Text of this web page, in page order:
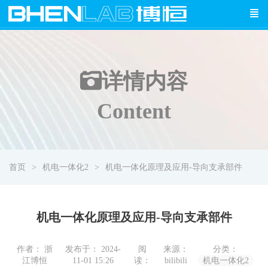
详情内容
Content
首页 机电一体化2 机电一体化原理及应用-导向支承部件
机电一体化原理及应用-导向支承部件
作者： 浙
江博恒
发布于： 2024-
11-01 15:26
阅
读：
来源：
bilibili
分类：
机电一体化2